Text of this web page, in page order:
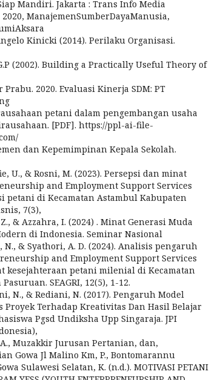
Mandiri. Jakarta : Trans Info Media
ManajemenSumberDayaManusia,
Kinicki (2014). Perilaku Organisasi.
(2002). Building a Practically Useful Theory of
2020. Evaluasi Kinerja SDM: PT
petani dalam pengembangan usaha
[PDF]. https://ppl-ai-file-
dan Kepemimpinan Kepala Sekolah.
U., & Rosni, M. (2023). Persepsi dan minat
and Employment Support Services
petani di Kecamatan Astambul Kabupaten
7(3),
& Azzahra, I. (2024) . Minat Generasi Muda
di Indonesia. Seminar Nasional
N., & Syathori, A. D. (2024). Analisis pengaruh
and Employment Support Services
kesejahteraan petani milenial di Kecamatan
SEAGRI, 12(5), 1-12.
N., & Rediani, N. (2017). Pengaruh Model
Proyek Terhadap Kreativitas Dan Hasil Belajar
Pgsd Undiksha Upp Singaraja. JPI
Muzakkir Jurusan Pertanian, dan,
Gowa Jl Malino Km, P., Bontomarannu
Sulawesi Selatan, K. (n.d.). MOTIVASI PETANI